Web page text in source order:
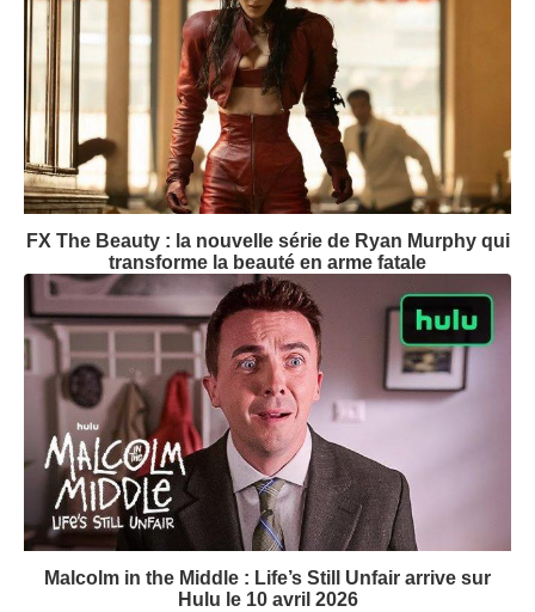
FX The Beauty : la nouvelle série de Ryan Murphy qui
transforme la beauté en arme fatale
Malcolm in the Middle : Life’s Still Unfair arrive sur
Hulu le 10 avril 2026